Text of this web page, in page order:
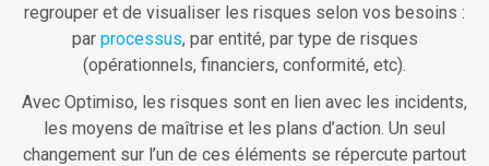
regrouper et de visualiser les risques selon vos besoins :
par processus, par entité, par type de risques
(opérationnels, financiers, conformité, etc).
Avec Optimiso, les risques sont en lien avec les incidents,
les moyens de maîtrise et les plans d’action. Un seul
changement sur l’un de ces éléments se répercute partout